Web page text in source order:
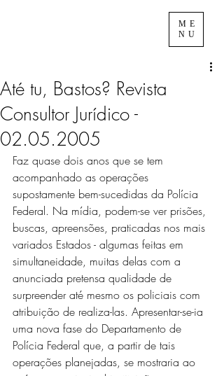
ME
NU
Até tu, Bastos? Revista
Consultor Jurídico -
02.05.2005
Faz quase dois anos que se tem
acompanhado as operações
supostamente bem-sucedidas da Polícia
Federal. Na mídia, podem-se ver prisões,
buscas, apreensões, praticadas nos mais
variados Estados - algumas feitas em
simultaneidade, muitas delas com a
anunciada pretensa qualidade de
surpreender até mesmo os policiais com
atribuição de realiza-las. Apresentar-se-ia
uma nova fase do Departamento de
Polícia Federal que, a partir de tais
operações planejadas, se mostraria ao